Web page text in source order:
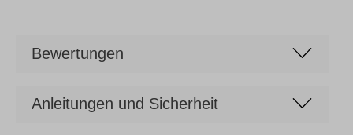
Bewertungen
Anleitungen und Sicherheit